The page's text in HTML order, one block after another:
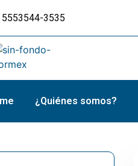
5553544-3535
¿Quiénes somos?